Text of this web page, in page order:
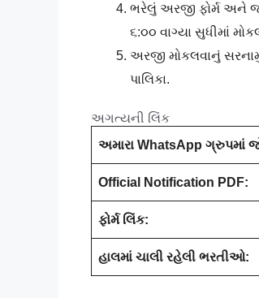
ભરેલું અરજી ફોર્મ અને
૬:૦૦ વાગ્યા સુધીમાં
અરજી મોકલવાનું
પાલિકા.
અગત્યની લિંક
અમારા WhatsApp ગ્રુપમાં
Official Notification PDF:
ફોર્મ લિંક:
હાલમાં ચાલી રહેલી ભરતીઓ: